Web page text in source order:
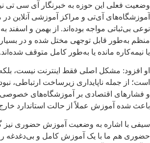
وضعیت فعلی این حوزه به خبرنگار آی سی تی
آموزشگاه‌های آی‌تی و مراکز آموزشی آنلاین در
نوعی بی‌ثباتی مواجه بوده‌اند. از بهمن و اسفند
منظم به‌طور قابل توجهی مختل شده و در
یا نیمه‌کاره مانده یا به‌طور کامل متوقف شده‌اند.
او افزود: مشکل اصلی فقط اینترنت نیست،
است؛ از جمله ناپایداری زیرساخت ارتباطی،
و فشارهای اقتصادی بر آموزشگاه‌های
باعث شده آموزش عملاً از حالت استاندارد
سیفی با اشاره به وضعیت آموزش حضوری
حضوری هم ما با یک آموزش کامل و بی‌دغدغه